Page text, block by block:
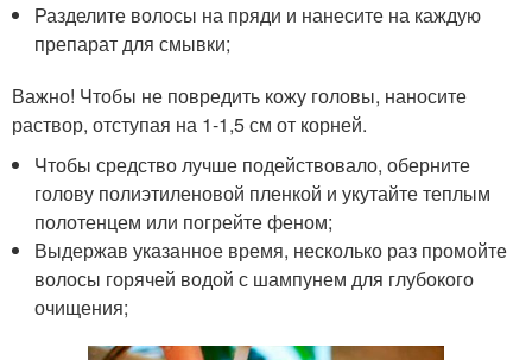
Разделите волосы на пряди и нанесите на каждую
препарат для смывки;
Важно! Чтобы не повредить кожу головы, наносите
раствор, отступая на 1-1,5 см от корней.
Чтобы средство лучше подействовало, оберните
голову полиэтиленовой пленкой и укутайте теплым
полотенцем или погрейте феном;
Выдержав указанное время, несколько раз промойте
волосы горячей водой с шампунем для глубокого
очищения;